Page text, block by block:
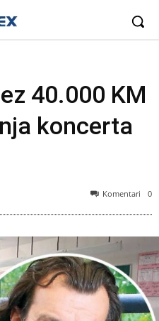
40.000 KM
koncerta
Komentari 0